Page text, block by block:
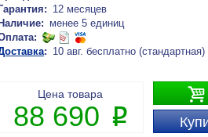
Гарантия: 12 месяцев
Наличие: менее 5 единиц
: 10 авг. бесплатно (стандартная)

Цена товара
88 690 P